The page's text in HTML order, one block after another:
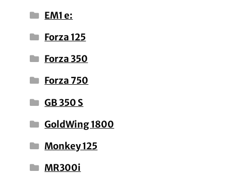
EM1 e:
Forza 125
Forza 350
Forza 750
GB 350 S
GoldWing 1800
Monkey 125
MR300i